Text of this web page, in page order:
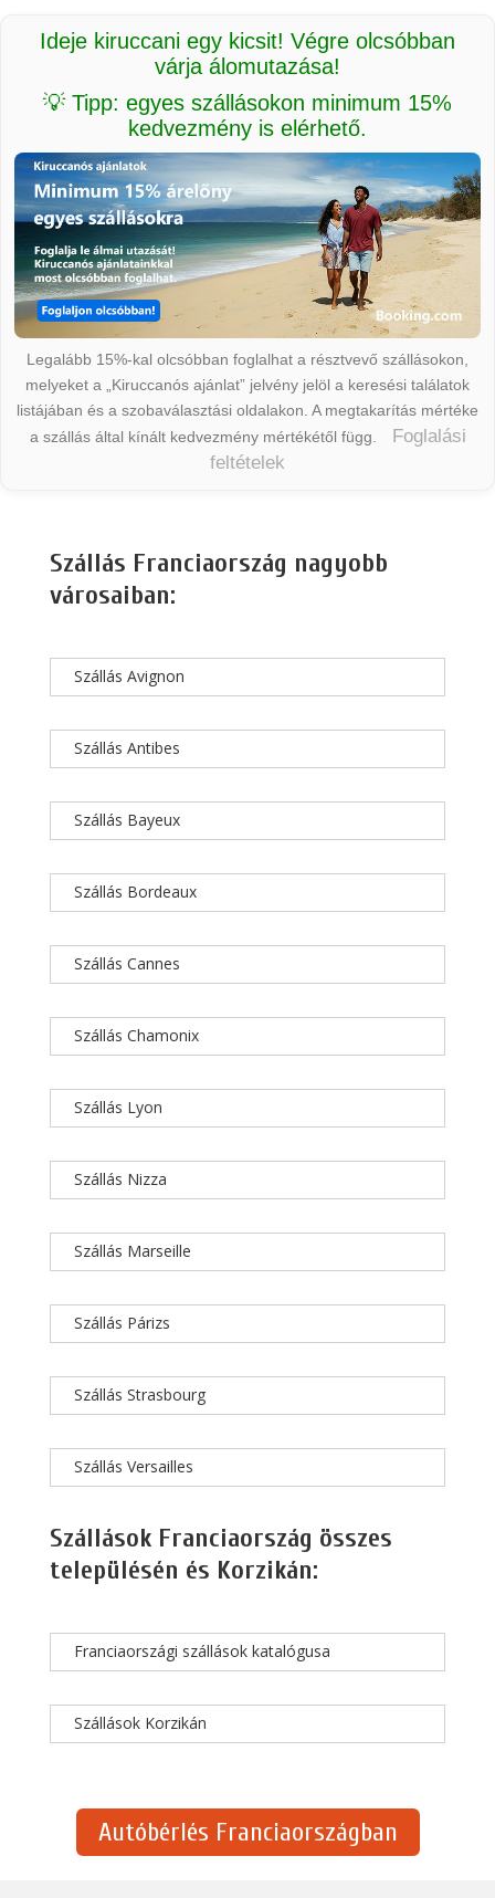
Ideje kiruccani egy kicsit! Végre olcsóbban
várja álomutazása!
💡 Tipp: egyes szállásokon minimum 15%
kedvezmény is elérhető.
Legalább 15%-kal olcsóbban foglalhat a résztvevő szállásokon,
melyeket a „Kiruccanós ajánlat” jelvény jelöl a keresési találatok
listájában és a szobaválasztási oldalakon. A megtakarítás mértéke
a szállás által kínált kedvezmény mértékétől függ.
Foglalási
feltételek
Szállás Franciaország nagyobb
városaiban:
Szállás Avignon
Szállás Antibes
Szállás Bayeux
Szállás Bordeaux
Szállás Cannes
Szállás Chamonix
Szállás Lyon
Szállás Nizza
Szállás Marseille
Szállás Párizs
Szállás Strasbourg
Szállás Versailles
Szállások Franciaország összes
településén és Korzikán:
Franciaországi szállások katalógusa
Szállások Korzikán
Autóbérlés Franciaországban